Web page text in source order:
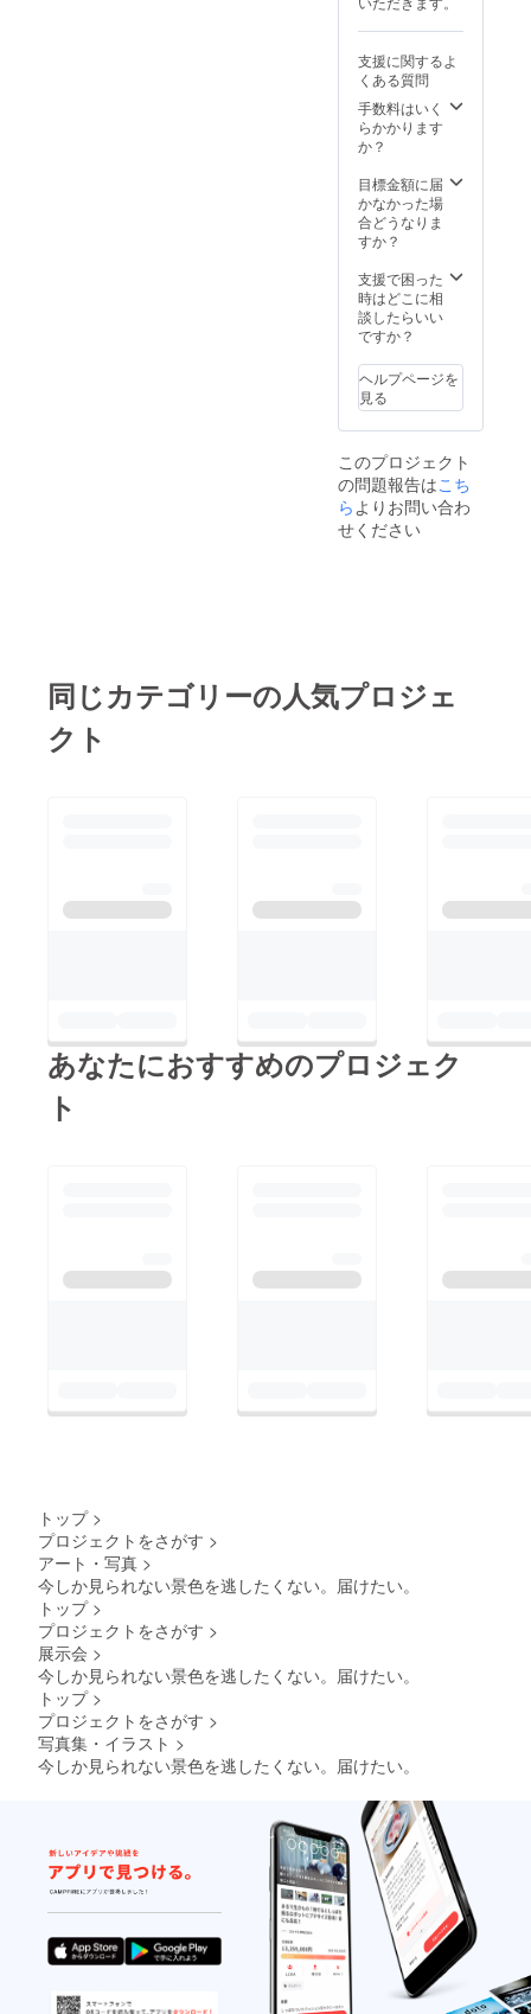
支援に関するよ
くある質問
手数料はいく
らかかります
か？
目標金額に届
かなかった場
合どうなりま
すか？
支援で困った
時はどこに相
談したらいい
ですか？
ヘルプページを
見る
このプロジェクト
の問題報告はこち
ら よりお問い合わ
せください
同じカテゴリーの人気プロジェ
クト
あなたにおすすめのプロジェク
ト
トップ >
プロジェクトをさがす >
アート・写真 >
今しか見られない景色を逃したくない。届けたい。
トップ >
プロジェクトをさがす >
展示会 >
今しか見られない景色を逃したくない。届けたい。
トップ >
プロジェクトをさがす >
写真集・イラスト >
今しか見られない景色を逃したくない。届けたい。